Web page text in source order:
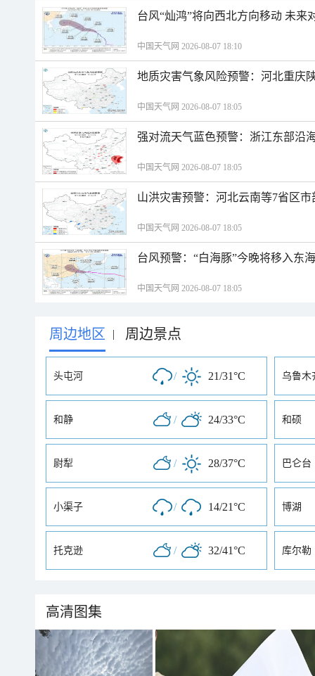
台风“灿鸿”将向西北方向移动 未来
中国天气网 2026-08-07 18:10
地质灾害气象风险预警：河北重庆
中国天气网 2026-08-07 18:05
强对流天气蓝色预警：浙江东部沿
中国天气网 2026-08-07 18:05
山洪灾害预警：河北云南等7省区
中国天气网 2026-08-07 18:05
台风预警：“白海豚”今晚将移入东
中国天气网 2026-08-07 18:05
周边地区 | 周边景点
头屯河 / 21/31°C 乌鲁木
和静 / 24/33°C 和硕
尉犁 / 28/37°C 巴仑台
小渠子 / 14/21°C 博湖
托克逊 / 32/41°C 库尔勒
高清图集